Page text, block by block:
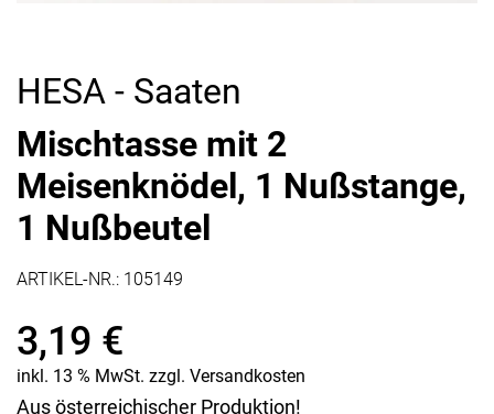
HESA - Saaten
Mischtasse mit 2
Meisenknödel, 1 Nußstange,
1 Nußbeutel
ARTIKEL-NR.: 105149
3,19 €
inkl. 13 % MwSt. zzgl. Versandkosten
Aus österreichischer Produktion!